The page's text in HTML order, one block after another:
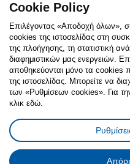
Follow us:
FacebookInstagram
TikTok
Πολιτική Cookies
Ρυθμίσεις
Γενική Πολιτική
Πολιτική
Cookie Policy
Επιλέγοντας «Αποδοχή όλων»,
cookies της ιστοσελίδας στη
της πλοήγησης, τη στατιστική
διαφημιστικών μας ενεργειών.
αποθηκεύονται μόνο τα cookies
της ιστοσελίδας. Μπορείτε να
των «Ρυθμίσεων cookies». Για
κλικ εδώ.